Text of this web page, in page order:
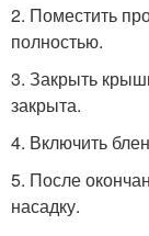
2. Поместить
полностью.
3. Закрыть
закрыта.
4. Включить
5. После
насадку.